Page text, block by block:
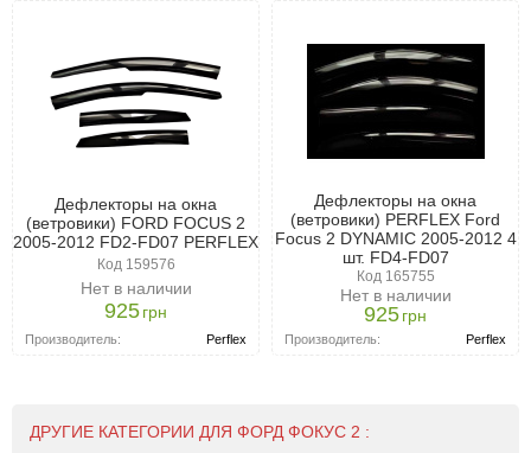
Дефлекторы на окна
(ветровики) FORD FOCUS 2
2005-2012 FD2-FD07 PERFLEX
Код 159576
Нет в наличии
925грн
Производитель: Perflex
Дефлекторы на окна
(ветровики) PERFLEX Ford
Focus 2 DYNAMIC 2005-2012 4
шт. FD4-FD07
Код 165755
Нет в наличии
925грн
Производитель: Perflex
ДРУГИЕ КАТЕГОРИИ ДЛЯ ФОРД ФОКУС 2 :